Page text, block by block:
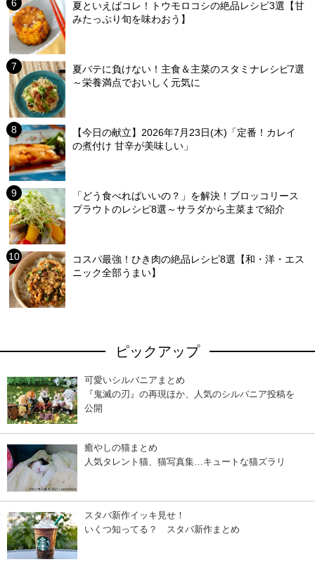
夏といえばコレ！トウモロコシの絶品レシピ3選【甘
みたっぷり旬を味わおう】
夏バテに負けない！主食＆主菜のスタミナレシピ7選
～栄養満点でおいしく元気に
【今日の献立】2026年7月23日(木)「定番！カレイ
の煮付け 甘辛が美味しい」
「どう食べればいいの？」を解決！ブロッコリース
プラウトのレシピ8選～サラダから主菜まで紹介
コスパ最強！ひき肉の絶品レシピ8選【和・洋・エス
ニック全部うまい】
ピックアップ
可愛いシルバニアまとめ
『鬼滅の刃』の再現ほか、人気のシルバニア投稿を
公開
癒やしの猫まとめ
人気タレント猫、猫写真集…キュートな猫ズラリ
スタバ新作イッキ見せ！
いくつ知ってる？ スタバ新作まとめ